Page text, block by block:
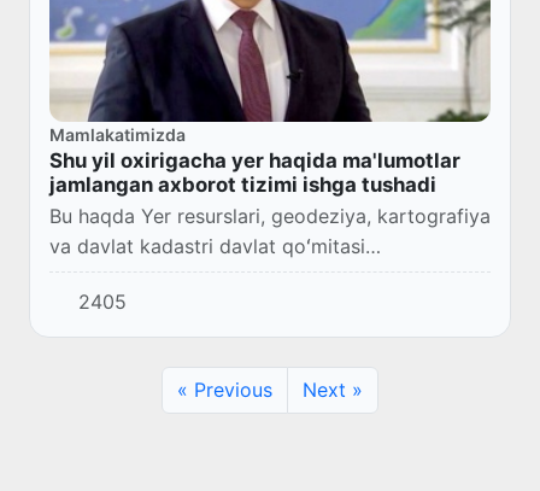
Mamlakatimizda
Shu yil oxirigacha yer haqida ma'lumotlar
jamlangan axborot tizimi ishga tushadi
Bu haqda Yer resurslari, geodeziya, kartografiya
va davlat kadastri davlat qoʻmitasi
raisi Xalilillo To‘raxo‘jayev yuz.uz sayti muxbiriga
soʻzlab berdi.
2405
« Previous Next »